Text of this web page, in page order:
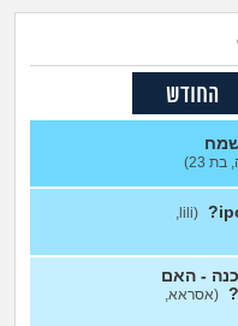
הורות ומשפחה
מתבגרים
מהבקו"ם... ועד מתי?!
לימודים וסטודנטים
החודש
23)
(lili,
- האם
(אסראא,